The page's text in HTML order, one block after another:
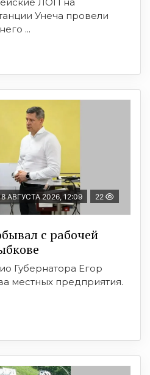
Унеча провели
...
8 АВГУСТА 2026, 12:09 22
с рабочей
Губернатора Егор
местных предприятия.